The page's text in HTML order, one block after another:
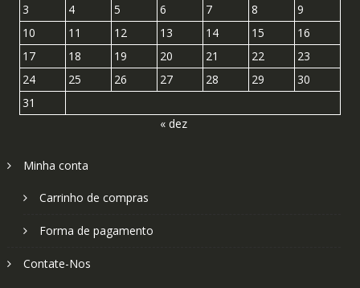
3
4 5 6 7 8
9
10
11 12 13 14 15
16
17
18 19 20 21 22
23
24
25 26 27 28 29
30
31
« dez
Minha conta
Carrinho de compras
Forma de pagamento
Contate-Nos